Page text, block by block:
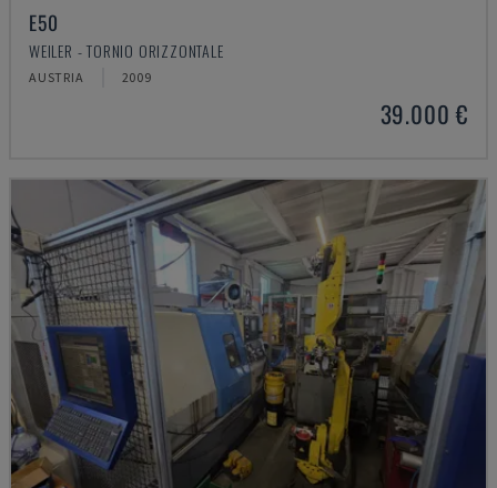
E50
WEILER - TORNIO ORIZZONTALE
AUSTRIA 2009
39.000 €